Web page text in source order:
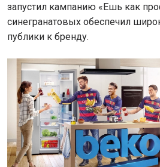
запустил кампанию «Ешь как
синегранатовых обеспечил
публики к бренду.